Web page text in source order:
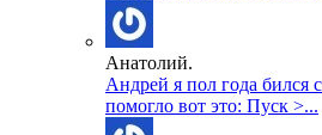
Анатолий.
Андрей я пол года бился
помогло вот это: Пуск >...